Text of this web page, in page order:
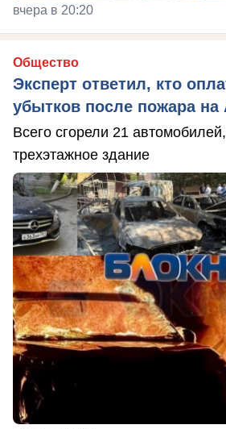
вчера в 20:20
Общество
Эксперт ответил, кто
убытков после пожара
Всего сгорели 21
трехэтажное здание